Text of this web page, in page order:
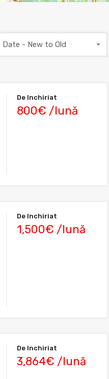
Date - New to Old
De Inchiriat
800€ /lună
De Inchiriat
1,500€ /lună
De Inchiriat
3,864€ /lună